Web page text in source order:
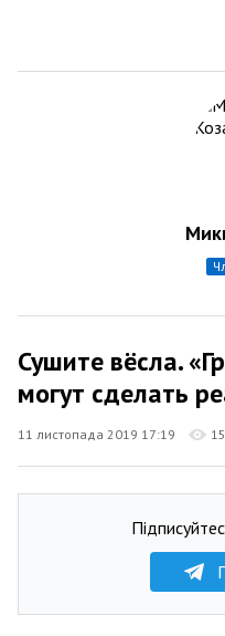
Сушите вёсла.
могут сделать
11 листопада 2019 17:19